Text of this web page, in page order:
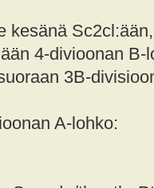
kesänä
4-divioonan
3B-
A-lohko: